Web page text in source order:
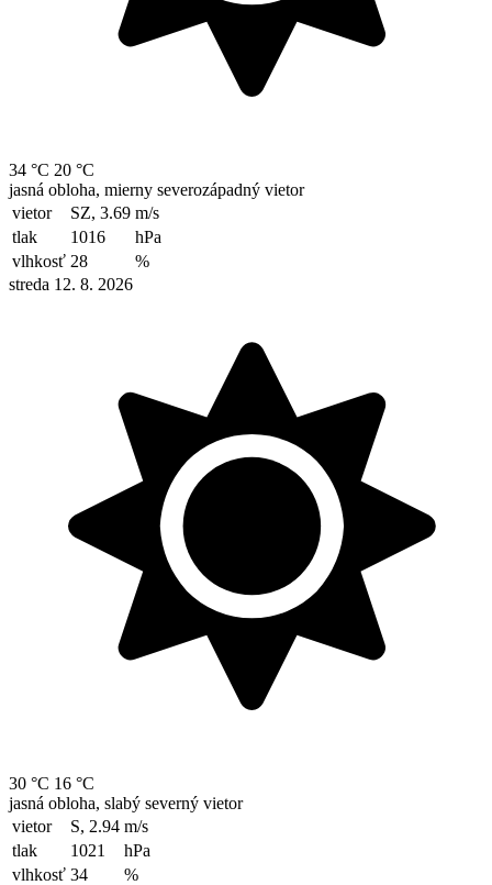
34 °C 20 °C
jasná obloha, mierny severozápadný vietor
vietor
SZ, 3.69 m/s
tlak
1016
hPa
vlhkosť 28
%
streda 12. 8. 2026
30 °C 16 °C
jasná obloha, slabý severný vietor
vietor
S, 2.94 m/s
tlak
1021
hPa
vlhkosť 34 %